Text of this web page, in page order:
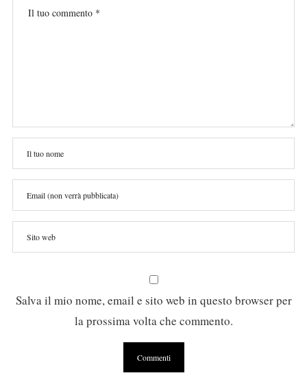
Salva il mio nome, email e sito web in questo browser per
la prossima volta che commento.